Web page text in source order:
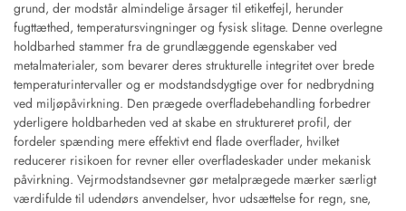
grund, der modstår almindelige årsager til etiketfejl, herunder
fugttæthed, temperatursvingninger og fysisk slitage. Denne overlegne
holdbarhed stammer fra de grundlæggende egenskaber ved
metalmaterialer, som bevarer deres strukturelle integritet over brede
temperaturintervaller og er modstandsdygtige over for nedbrydning
ved miljøpåvirkning. Den prægede overfladebehandling forbedrer
yderligere holdbarheden ved at skabe en struktureret profil, der
fordeler spænding mere effektivt end flade overflader, hvilket
reducerer risikoen for revner eller overfladeskader under mekanisk
påvirkning. Vejrmodstandsevner gør metalprægede mærker særligt
værdifulde til udendørs anvendelser, hvor udsættelse for regn, sne,